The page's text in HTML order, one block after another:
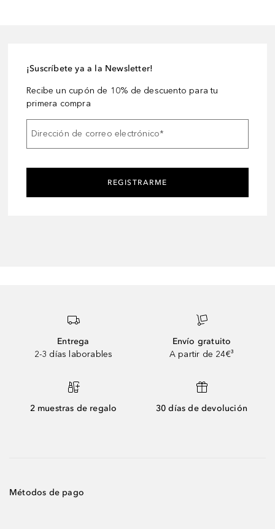
¡Suscríbete ya a la Newsletter!
Recibe un cupón de 10% de descuento para tu
primera compra
Dirección de correo electrónico*
REGISTRARME
Entrega
2-3 días laborables
Envío gratuito
A partir de 24€³
2 muestras de regalo 30 días de devolución
Métodos de pago